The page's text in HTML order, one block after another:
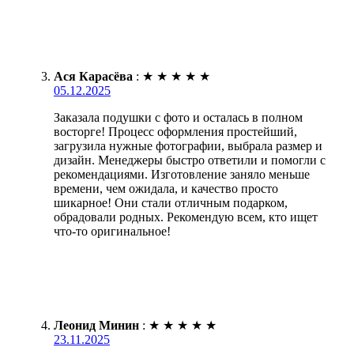
Ася Карасёва : ★ ★ ★ ★ ★
05.12.2025
Заказала подушки с фото и осталась в полном
восторге! Процесс оформления простейший,
загрузила нужные фотографии, выбрала размер и
дизайн. Менеджеры быстро ответили и помогли с
рекомендациями. Изготовление заняло меньше
времени, чем ожидала, и качество просто
шикарное! Они стали отличным подарком,
обрадовали родных. Рекомендую всем, кто ищет
что-то оригинальное!
Леонид Минин : ★ ★ ★ ★ ★
23.11.2025